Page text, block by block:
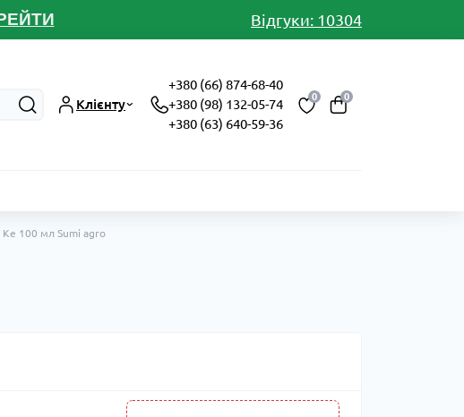
И Відгуки: 10304
Клієнту
+380 (66) 874-68-40
+380 (98) 132-05-74
+380 (63) 640-59-36
0 0
Ке 100 мл Sumi agro